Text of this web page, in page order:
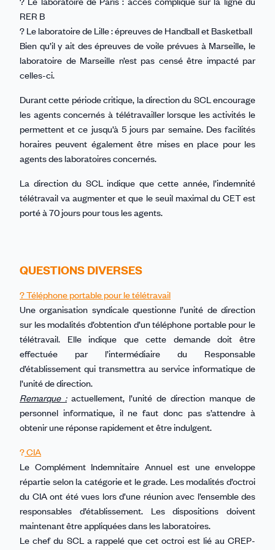
RER B
? Le laboratoire de Lille : épreuves de Handball et Basketball
Bien qu’il y ait des épreuves de voile prévues à Marseille, le
laboratoire de Marseille n’est pas censé être impacté par
celles-ci.
Durant cette période critique, la direction du SCL encourage
les agents concernés à télétravailler lorsque les activités le
permettent et ce jusqu’à 5 jours par semaine. Des facilités
horaires peuvent également être mises en place pour les
agents des laboratoires concernés.
La direction du SCL indique que cette année, l’indemnité
télétravail va augmenter et que le seuil maximal du CET est
porté à 70 jours pour tous les agents.
QUESTIONS DIVERSES
? Téléphone portable pour le télétravail
Une organisation syndicale questionne l’unité de direction
sur les modalités d’obtention d’un téléphone portable pour le
télétravail. Elle indique que cette demande doit être
effectuée par l’intermédiaire du Responsable
d’établissement qui transmettra au service informatique de
l’unité de direction.
Remarque :actuellement, l’unité de direction manque de
personnel informatique, il ne faut donc pas s’attendre à
obtenir une réponse rapidement et être indulgent.
?CIA
Le Complément Indemnitaire Annuel est une enveloppe
répartie selon la catégorie et le grade. Les modalités d’octroi
du CIA ont été vues lors d’une réunion avec l’ensemble des
responsables d’établissement. Les dispositions doivent
maintenant être appliquées dans les laboratoires.
Le chef du SCL a rappelé que cet octroi est lié au CREP-